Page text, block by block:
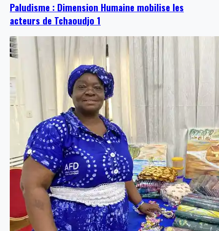
Paludisme : Dimension Humaine mobilise les
acteurs de Tchaoudjo 1